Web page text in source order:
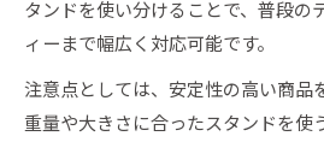
タンドを使い分けることで、普段の
ィーまで幅広く対応可能です。
注意点としては、安定性の高い商品
重量や大きさに合ったスタンドを使